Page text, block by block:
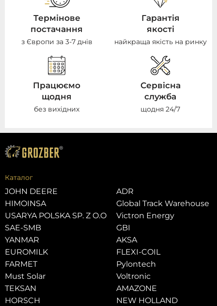
Термінове
постачання
з Європи за 3-7 днів
Гарантія
якості
найкраща якість на ринку
Працюємо
щодня
без вихідних
Сервісна
служба
щодня 24/7
Каталог
JOHN DEERE
HIMOINSA
USARYA POLSKA SP. Z O.O
SAE-SMB
YANMAR
EUROMILK
FARMET
Must Solar
TEKSAN
HORSCH
ADR
Global Track Warehouse
Victron Energy
GBI
AKSA
FLEXI-COIL
Pylontech
Voltronic
AMAZONE
NEW HOLLAND